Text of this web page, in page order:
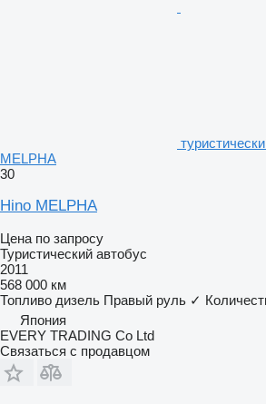
MELPHA
30
Hino MELPHA
Цена по запросу
Туристический автобус
2011
568 000 км
Топливо дизель Правый руль ✓
Япония
EVERY TRADING Co Ltd
Связаться с продавцом